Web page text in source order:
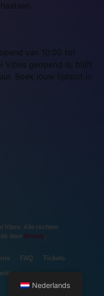
van 10:00 tot
Vibes geopend is, blijft
Boek jouw tijdslot in
Vibes. Alle rechten
door Moonly.
FAQ
Tickets
Nederlands